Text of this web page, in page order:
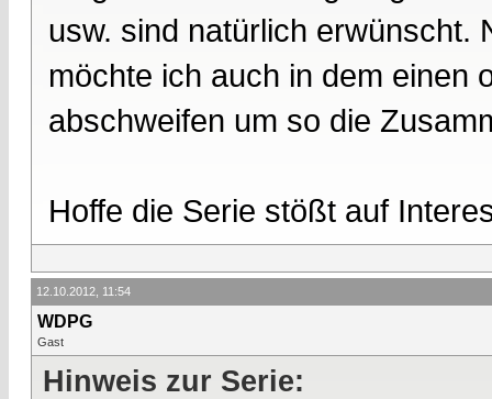
usw. sind natürlich erwünscht.
möchte ich auch in dem einen
abschweifen um so die
Hoffe die Serie stößt auf
12.10.2012, 11:54
WDPG
Gast
Hinweis zur Serie: